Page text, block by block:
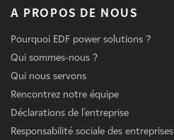
A PROPOS DE NOUS
Pourquoi EDF power solutions ?
Qui sommes-nous ?
Qui nous servons
Rencontrez notre équipe
Déclarations de l'entreprise
Responsabilité sociale des entreprises